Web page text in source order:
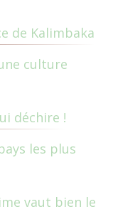
de Kalimbaka
culture
déchire !
les plus
vaut bien le